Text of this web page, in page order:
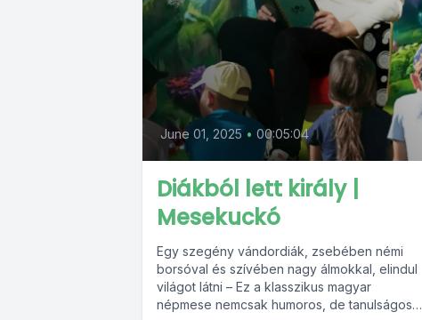
June 01, 2025 • 00:05:04
Diákból lett király |
Mesekuckó
Egy szegény vándordiák, zsebében némi
borsóval és szívében nagy álmokkal, elindul
világot látni – Ez a klasszikus magyar
népmese nemcsak humoros, de tanulságos